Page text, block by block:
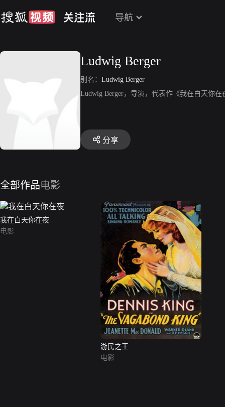
导航
Ludwig Berger
别名： Ludwig Berger
Ludwig Berger，导演，代表作《我在白天你在
分享
全部作品电影
我在白天你在夜
电影
游民之王
电影